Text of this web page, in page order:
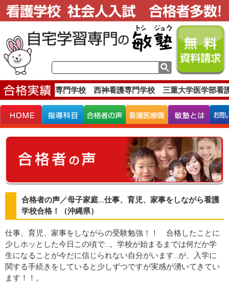
。西日本看護専門学校 西神看護専門学校 三重大学医学部看
合格者の声／母子家庭...仕事、育児、家事をしながら看護
学校合格！（沖縄県）
仕事、育児、家事をしながらの受験勉強！！ 合格したことに
少しホッとした今日この頃で...。学校が始まるまでは何だか学
生になることが今だに信じられない自分がいます...が、入学に
関する手続きをしていると少しずつですが実感が湧いてきてい
ます！！。